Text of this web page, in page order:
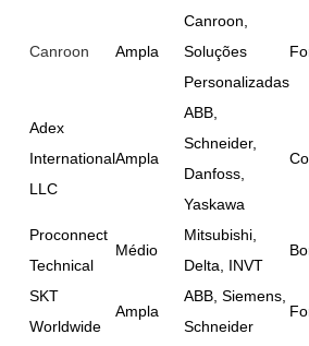
Canroon Ampla
Canroon,
Soluções
Personalizadas
Adex
International
LLC
Ampla
ABB,
Schneider,
Danfoss,
Yaskawa
Proconnect
Technical
Médio
Mitsubishi,
Delta, INVT
SKT
Worldwide
Ampla
ABB, Siemens,
Schneider